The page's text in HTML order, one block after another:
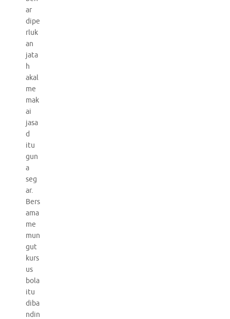
ar
dipe
rluk
an
jata
h
akal
me
mak
ai
jasa
d
itu
gun
a
seg
ar.
Bers
ama
me
mun
gut
kurs
us
bola
itu
diba
ndin